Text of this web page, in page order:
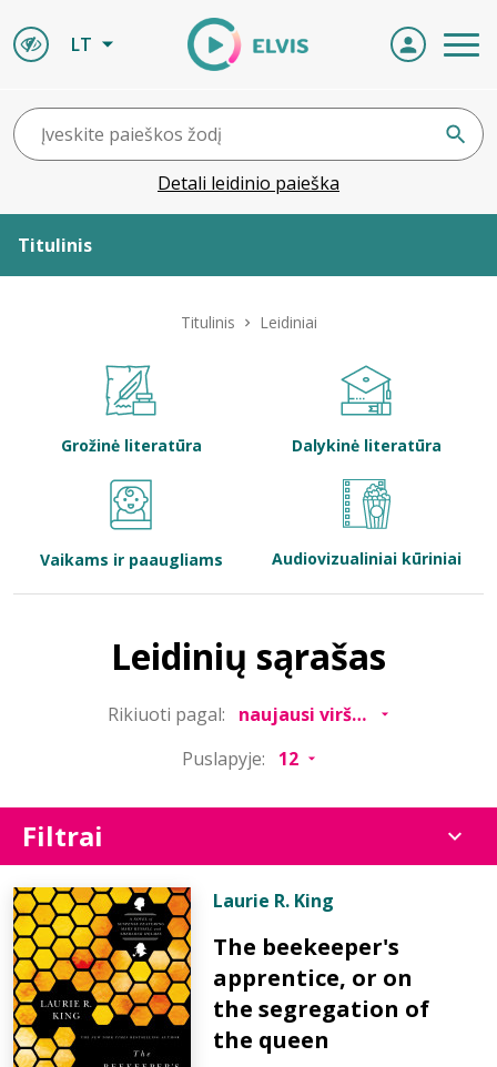
LT
Detali leidinio paieška
Titulinis
Bibliotekoms
Titulinis Leidiniai
Grožinė literatūra Dalykinė literatūra
Vaikams ir paaugliams Audiovizualiniai kūriniai
Leidinių sąrašas
Rikiuoti pagal:
Puslapyje:
Filtrai
Laurie R. King
The beekeeper's
apprentice, or on
the segregation of
the queen